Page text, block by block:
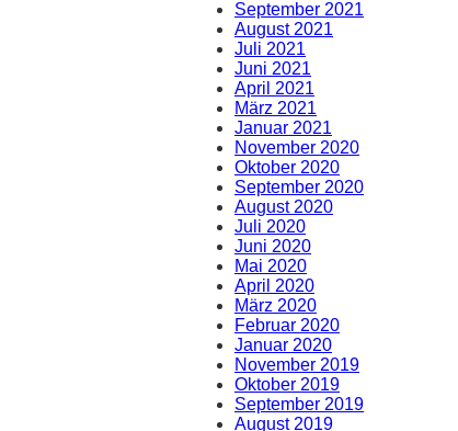
September 2021
August 2021
Juli 2021
Juni 2021
April 2021
März 2021
Januar 2021
November 2020
Oktober 2020
September 2020
August 2020
Juli 2020
Juni 2020
Mai 2020
April 2020
März 2020
Februar 2020
Januar 2020
November 2019
Oktober 2019
September 2019
August 2019